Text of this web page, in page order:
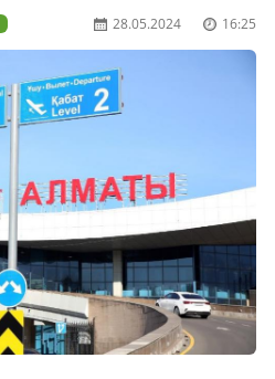
28.05.2024 16:25